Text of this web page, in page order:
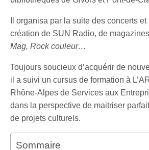
Il organisa par la suite des concerts
création de SUN Radio, de
Mag, Rock couleur…
Toujours soucieux d’acquérir de
il a suivi un cursus de formation à
Rhône-Alpes de Services aux
dans la perspective de maitriser
de projets culturels.
Sommaire